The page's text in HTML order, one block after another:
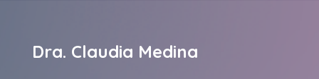
Dra. Claudia Medina